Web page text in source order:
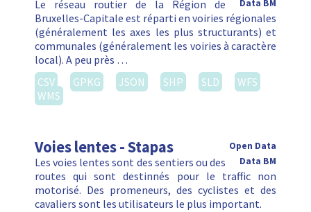
Data BM
Le réseau routier de la Région de
Bruxelles-Capitale est réparti en voiries régionales
(généralement les axes les plus structurants) et
communales (généralement les voiries à caractère
local). A peu près …
CSV
GPKG JSON SHP SLD
WFS
WMS
Voies lentes - Stapas
Open Data
Data BM
Les voies lentes sont des sentiers ou des
routes qui sont destinnés pour le traffic non
motorisé. Des promeneurs, des cyclistes et des
cavaliers sont les utilisateurs le plus important.